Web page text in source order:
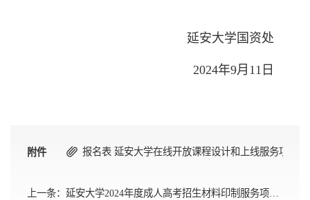
延安大学国资处
2024年9月 11日
附件 报名表 延安大学在线开放课程设计和上线服务项目报
上一条：